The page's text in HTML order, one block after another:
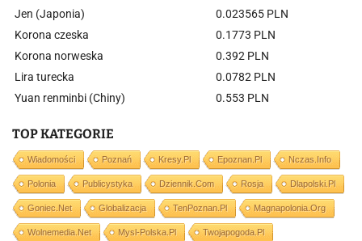
Jen (Japonia)
0.023565 PLN
Korona czeska
0.1773 PLN
Korona norweska
0.392 PLN
Lira turecka
0.0782 PLN
Yuan renminbi (Chiny)
0.553 PLN
TOP KATEGORIE
Wiadomości Poznań Kresy.pl Epoznan.pl Nczas.info
Polonia Publicystyka Dziennik.com Rosja Dlapolski.pl
Goniec.net Globalizacja TenPoznan.pl Magnapolonia.org
Wolnemedia.net Mysl-Polska.pl Twojapogoda.pl